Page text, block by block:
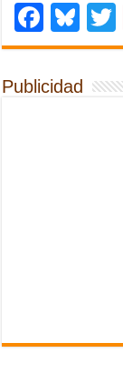
Publicidad